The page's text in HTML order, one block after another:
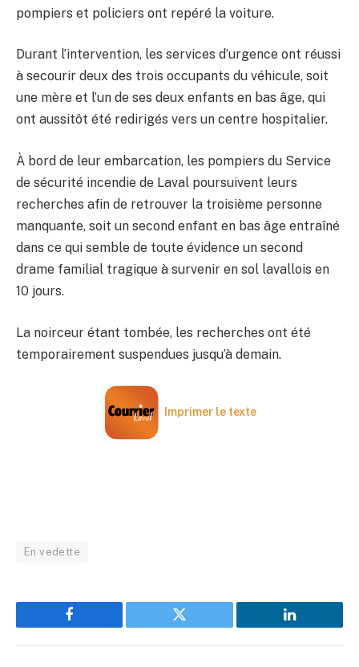
pompiers et policiers ont repéré la voiture.
Durant l’intervention, les services d’urgence ont réussi
à secourir deux des trois occupants du véhicule, soit
une mère et l’un de ses deux enfants en bas âge, qui
ont aussitôt été redirigés vers un centre hospitalier.
À bord de leur embarcation, les pompiers du Service
de sécurité incendie de Laval poursuivent leurs
recherches afin de retrouver la troisième personne
manquante, soit un second enfant en bas âge entraîné
dans ce qui semble de toute évidence un second
drame familial tragique à survenir en sol lavallois en
10 jours.
La noirceur étant tombée, les recherches ont été
temporairement suspendues jusqu’à demain.
Imprimer le texte
En vedette
Facebook Twitter LinkedIn